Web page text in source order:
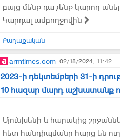
բայց մենք դա չենք կարող
Կարդալ ամբողջովին
Քաղաքական
armtimes.com 02/18/2024, 11:42
2023-ի դեկտեմբերի 31-ի
10 հազար մարդ աշխատանք
Մյունխենի և հարակից
հետ հանդիպմանը հարց են